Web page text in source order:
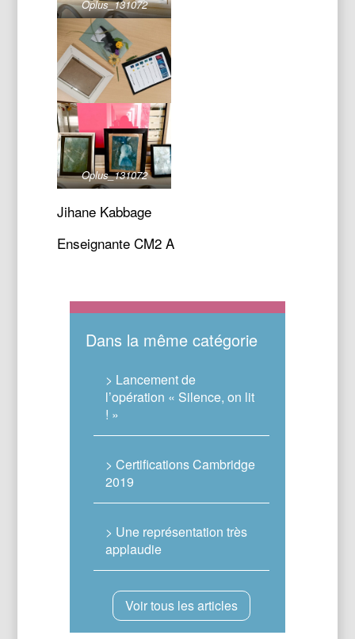
Oplus_131072
Oplus_131072
Jihane Kabbage
Enseignante CM2 A
Dans la même catégorie
> Lancement de
l’opération « Silence, on lit
! »
> Certifications Cambridge
2019
> Une représentation très
applaudie
Voir tous les articles